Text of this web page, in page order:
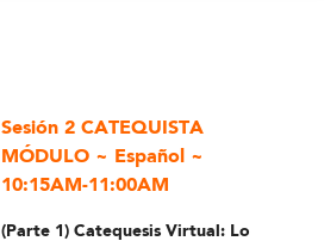
Sesión 2 CATEQUISTA
MÓDULO ~ Español ~
10:15AM-11:00AM
(Parte 1) Catequesis Virtual: Lo